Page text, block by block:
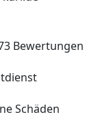
Bewertungen
Schäden